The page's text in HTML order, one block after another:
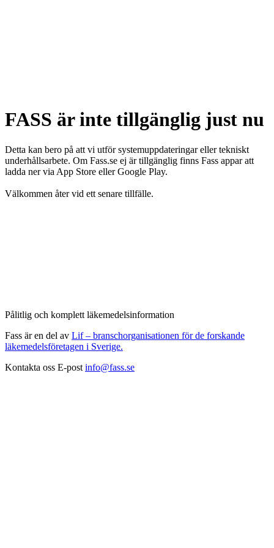
FASS är inte tillgänglig just nu
Detta kan bero på att vi utför systemuppdateringar eller tekniskt
underhållsarbete. Om Fass.se ej är tillgänglig finns Fass appar att
ladda ner via App Store eller Google Play.
Välkommen åter vid ett senare tillfälle.
Pålitlig och komplett läkemedelsinformation
Fass är en del av Lif – branschorganisationen för de forskande
läkemedelsföretagen i Sverige.
Kontakta oss E-post info@fass.se